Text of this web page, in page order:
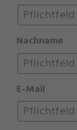
Nachname
E-Mail